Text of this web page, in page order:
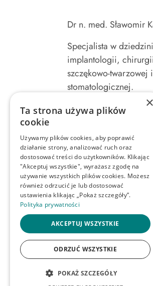
Dr n. med. Sławomir
Specjalista w
implantologii,
szczękowo-twarzowej i
stomatologicznej.
Formularz kontaktowy
Copyright @ 2026 Dr
×
Ta strona używa plików
cookie
Używamy plików cookies, aby poprawić
działanie strony, analizować ruch oraz
dostosować treści do użytkowników. Klikając
"Akceptuj wszystkie", wyrażasz zgodę na
używanie wszystkich plików cookies. Możesz
również odrzucić je lub dostosować
ustawienia klikając „Pokaż szczegóły”.
Polityka prywatności
AKCEPTUJ WSZYSTKIE
ODRZUĆ WSZYSTKIE
POKAŻ SZCZEGÓŁY